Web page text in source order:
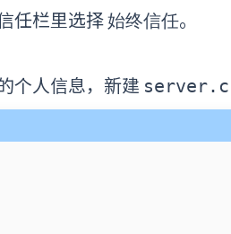
任栏里选择始终信任。
个人信息，新建